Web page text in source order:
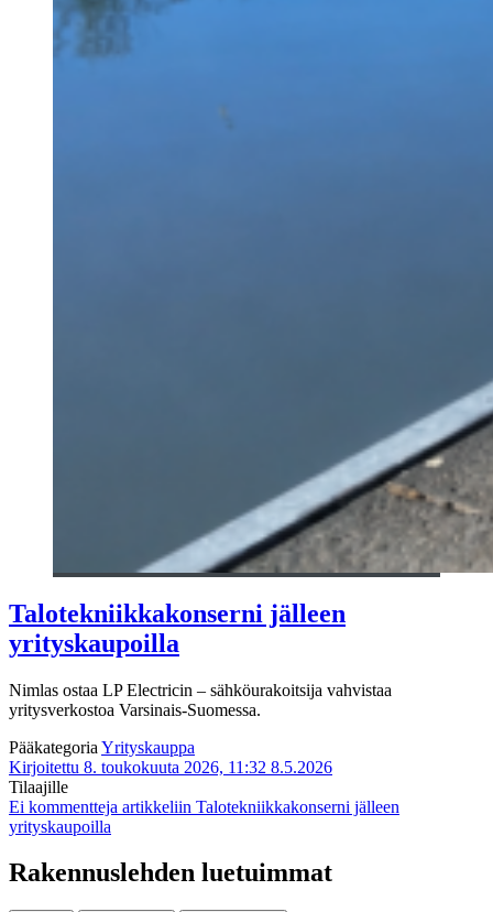
Talotekniikkakonserni jälleen
yrityskaupoilla
Nimlas ostaa LP Electricin – sähköurakoitsija vahvistaa
yritysverkostoa Varsinais-Suomessa.
Pääkategoria Yrityskauppa
Kirjoitettu 8. toukokuuta 2026, 11:32 8.5.2026
Tilaajille
Ei kommentteja artikkeliin Talotekniikkakonserni jälleen
yrityskaupoilla
Rakennuslehden luetuimmat